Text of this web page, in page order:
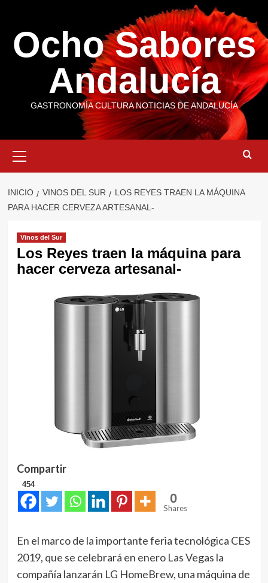
contenido
Ocho Sabores
Andalucía
GASTRONOMÍA CULTURA NOTICIAS DE ANDALUCÍA
primario
INICIO VINOS DEL SUR
LOS REYES TRAEN LA MÁQUINA
PARA HACER CERVEZA ARTESANAL-
Vinos del Sur
Los Reyes traen la máquina para
hacer cerveza artesanal-
Compartir
454
0
Shares
En el marco de la importante feria tecnológica CES
2019, que se celebrará en enero Las Vegas la
compañía lanzarán LG HomeBrew, una máquina de